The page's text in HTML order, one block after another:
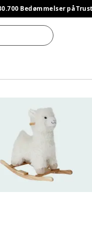
Bedømmelser på